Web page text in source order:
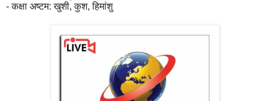
- कक्षा अष्टम: खुशी, कुश, हिमांशु